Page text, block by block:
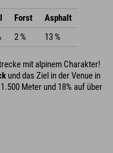
Forst
Asphalt
2 % 13 %
mit alpinem Charakter!
und das Ziel in der Venue in
Meter und 18% auf über